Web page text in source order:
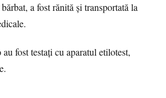
a fost rănită și transportată la
fost testați cu aparatul etilotest,